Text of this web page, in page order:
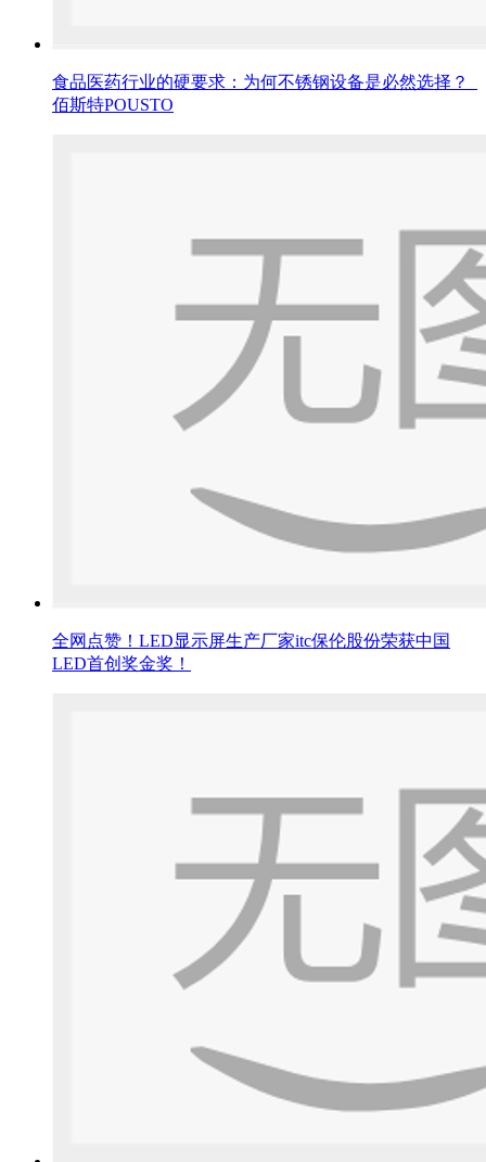
食品医药行业的硬要求：为何不锈钢设备是必然选择？_
佰斯特POUSTO
全网点赞！LED显示屏生产厂家itc保伦股份荣获中国
LED首创奖金奖！